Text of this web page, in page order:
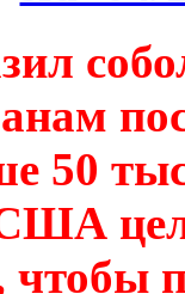
50
чтобы